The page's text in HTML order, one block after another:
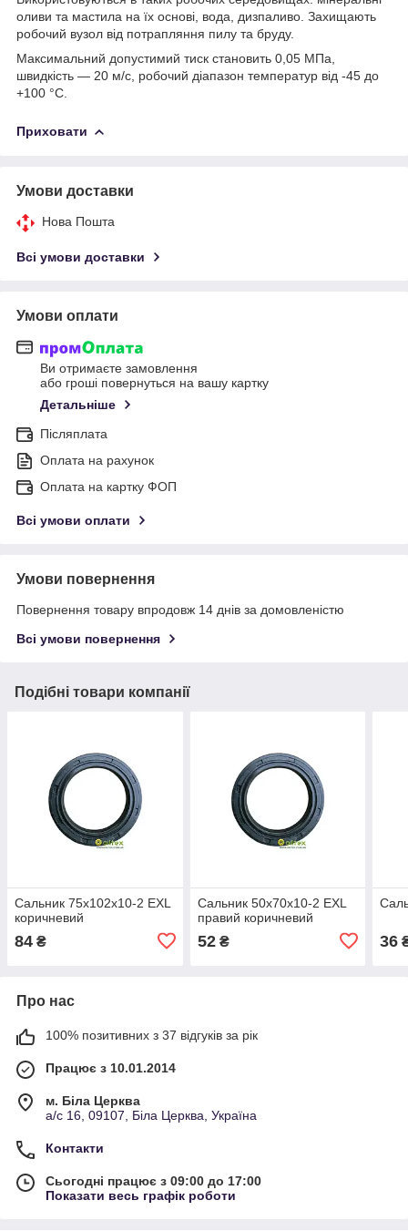
оливи та мастила на їх основі, вода, дизпаливо. Захищають
робочий вузол від потрапляння пилу та бруду.
Максимальний допустимий тиск становить 0,05 МПа,
швидкість — 20 м/с, робочий діапазон температур від -45 до
+100 °C.
Приховати
Умови доставки
Нова Пошта
Всі умови доставки
Умови оплати
Ви отримаєте замовлення
або гроші повернуться на вашу картку
Детальніше
Післяплата
Оплата на рахунок
Оплата на картку ФОП
Всі умови оплати
Умови повернення
Повернення товару впродовж 14 днів за домовленістю
Всі умови повернення
Подібні товари компанії
Сальник 75х102х10-2 EXL
коричневий
84 ₴
Сальник 50х70х10-2 EXL
правий коричневий
52₴ 36
Про нас
100% позитивних з 37 відгуків за рік
Працює з 10.01.2014
м. Біла Церква
а/с 16, 09107, Біла Церква, Україна
Контакти
Сьогодні працює з 09:00 до 17:00
Показати весь графік роботи